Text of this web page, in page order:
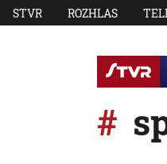
STVR ROZHLAS